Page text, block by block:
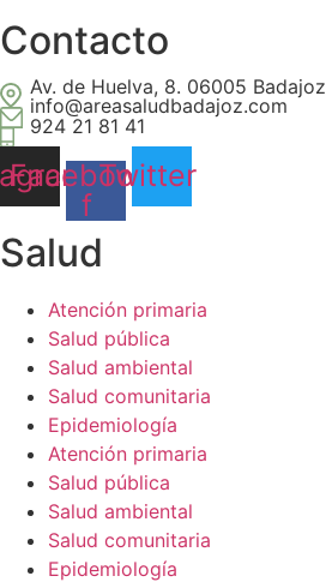
Contacto
Av. de Huelva, 8. 06005 Badajoz
info@areasaludbadajoz.com
924 21 81 41
Facebook-
f
Twitter
Salud​
Atención primaria
Salud pública
Salud ambiental
Salud comunitaria
Epidemiología
Atención primaria
Salud pública
Salud ambiental
Salud comunitaria
Epidemiología